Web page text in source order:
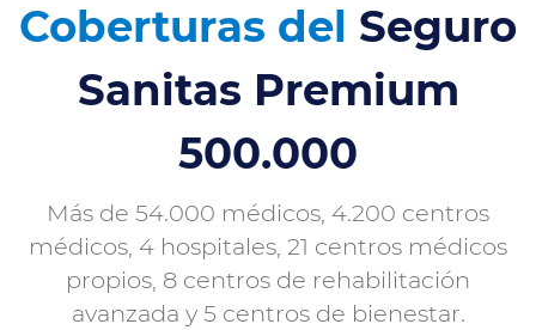
Conceptos
especiales
Coberturas del Seguro
Sanitas Premium
500.000
Más de 54.000 médicos, 4.200 centros
médicos, 4 hospitales, 21 centros médicos
propios, 8 centros de rehabilitación
avanzada y 5 centros de bienestar.